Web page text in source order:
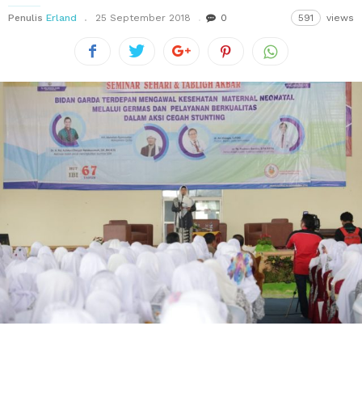
Penulis Erland 25 September 2018 0 591 views